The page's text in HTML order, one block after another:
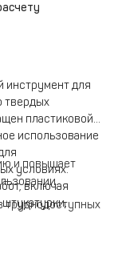
инструмент для
твердых
пластиковой
использование
условиях.
включая
в
и повышает
труднодоступных